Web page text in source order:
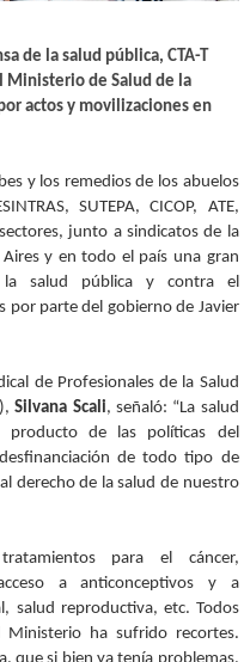
de la salud pública, CTA-T
Ministerio de Salud de la
actos y movilizaciones en
y los remedios de los abuelos
SUTEPA, CICOP, ATE,
junto a sindicatos de la
Aires y en todo el país una gran
la salud pública y contra el
por parte del gobierno de Javier
de Profesionales de la Salud
Silvana Scali, señaló: “La salud
producto de las políticas del
de todo tipo de
derecho de la salud de nuestro
para el cáncer,
a anticonceptivos y a
salud reproductiva, etc. Todos
ha sufrido recortes.